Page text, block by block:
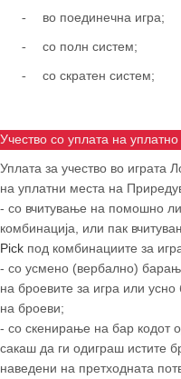
- во поединечна игра;
- со полн систем;
- со скратен систем;
Учество со уплата на
Уплата за учество во играта
на уплатни места на
- со вчитување на помошно
комбинација, или пак
Pick под комбинациите за
- со усмено (вербално)
на броевите за игра или
на броеви;
- со скенирање на бар кодот
сакаш да ги одиграш истите
наведени на претходната